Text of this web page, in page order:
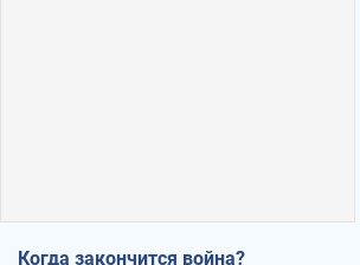
Когда закончится война?